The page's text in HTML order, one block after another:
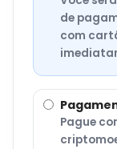
de
com
Pague